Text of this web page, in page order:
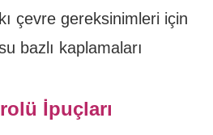
çevre gereksinimleri için
bazlı kaplamaları
İpuçları